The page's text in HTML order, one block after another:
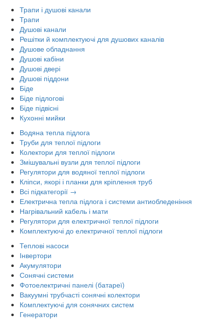
Трапи і душові канали
Трапи
Душові канали
Решітки й комплектуючі для душових каналів
Душове обладнання
Душові кабіни
Душові двері
Душові піддони
Біде
Біде підлогові
Біде підвісні
Кухонні мийки
Водяна тепла підлога
Труби для теплої підлоги
Колектори для теплої підлоги
Змішувальні вузли для теплої підлоги
Регулятори для водяної теплої підлоги
Кліпси, якорі і планки для кріплення труб
Всі підкатегорії →
Електрична тепла підлога і системи антиобледеніння
Нагрівальний кабель і мати
Регулятори для електричної теплої підлоги
Комплектуючі до електричної теплої підлоги
Теплові насоси
Інвертори
Акумулятори
Сонячні системи
Фотоелектричні панелі (батареї)
Вакуумні трубчасті сонячні колектори
Комплектуючі для сонячних систем
Генератори